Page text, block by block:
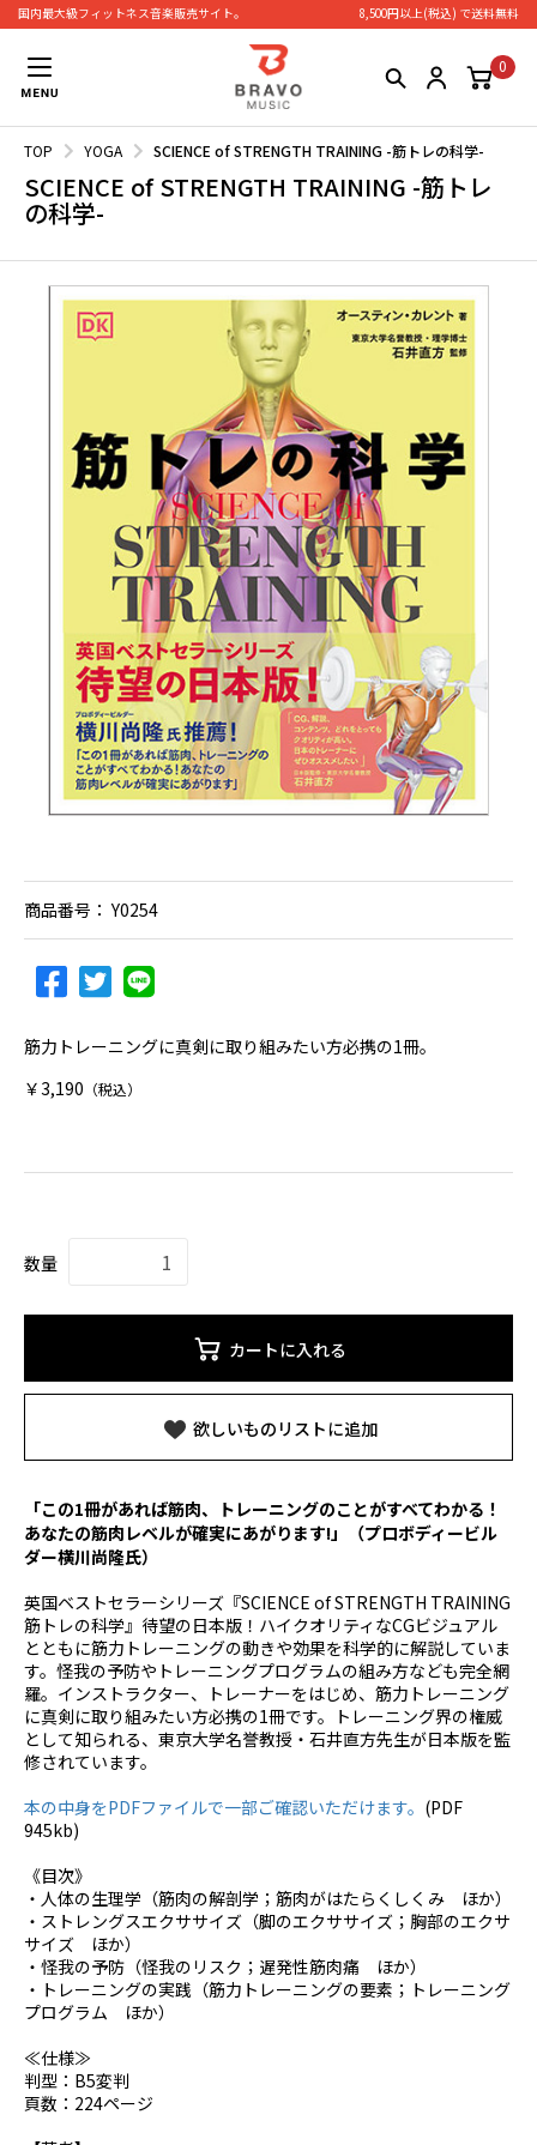
国内最大級フィットネス⾳楽販売サイト。 8,500円以上(税込) で送料無料
0
TOP YOGA SCIENCE of STRENGTH TRAINING -筋トレの科学-
SCIENCE of STRENGTH TRAINING -筋トレ
の科学-
商品番号：Y0254
筋力トレーニングに真剣に取り組みたい方必携の1冊。
￥3,190 （税込）
数量
カートに入れる
欲しいものリストに追加
「この1冊があれば筋肉、トレーニングのことがすべてわかる！
あなたの筋肉レベルが確実にあがります!」（プロボディービル
ダー横川尚隆氏）
英国ベストセラーシリーズ『SCIENCE of STRENGTH TRAINING
筋トレの科学』待望の日本版！ハイクオリティなCGビジュアル
とともに筋力トレーニングの動きや効果を科学的に解説していま
す。怪我の予防やトレーニングプログラムの組み方なども完全網
羅。インストラクター、トレーナーをはじめ、筋力トレーニング
に真剣に取り組みたい方必携の1冊です。トレーニング界の権威
として知られる、東京大学名誉教授・石井直方先生が日本版を監
修されています。
本の中身をPDFファイルで一部ご確認いただけます。 (PDF
945kb)
《目次》
・人体の生理学（筋肉の解剖学；筋肉がはたらくしくみ ほか）
・ストレングスエクササイズ（脚のエクササイズ；胸部のエクサ
サイズ ほか）
・怪我の予防（怪我のリスク；遅発性筋肉痛 ほか）
・トレーニングの実践（筋力トレーニングの要素；トレーニング
プログラム ほか）
≪仕様≫
判型：B5変判
頁数：224ページ